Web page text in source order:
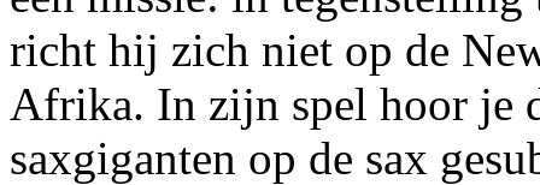
richt hij zich niet op de
Afrika. In zijn spel hoor je
saxgiganten op de sax